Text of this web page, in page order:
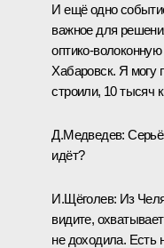
И ещё одно
важное для
оптико-
Хабаровск. Я могу
строили, 10 тысяч
Д.Медведев:
идёт?
И.Щёголев: Из
видите,
не доходила. Есть